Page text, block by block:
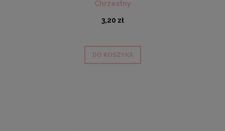
Chrzestny
3,20 zł
DO KOSZYKA